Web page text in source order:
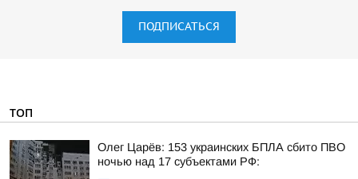
ПОДПИСАТЬСЯ
ТОП
Олег Царёв: 153 украинских БПЛА сбито ПВО
ночью над 17 субъектами РФ: